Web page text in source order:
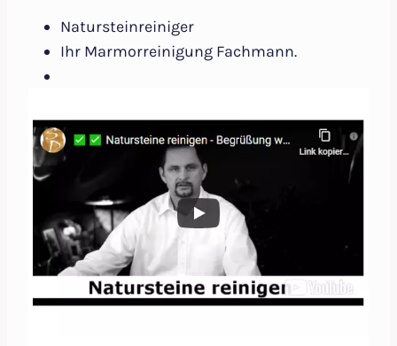
Natursteinreiniger
Ihr Marmorreinigung Fachmann.